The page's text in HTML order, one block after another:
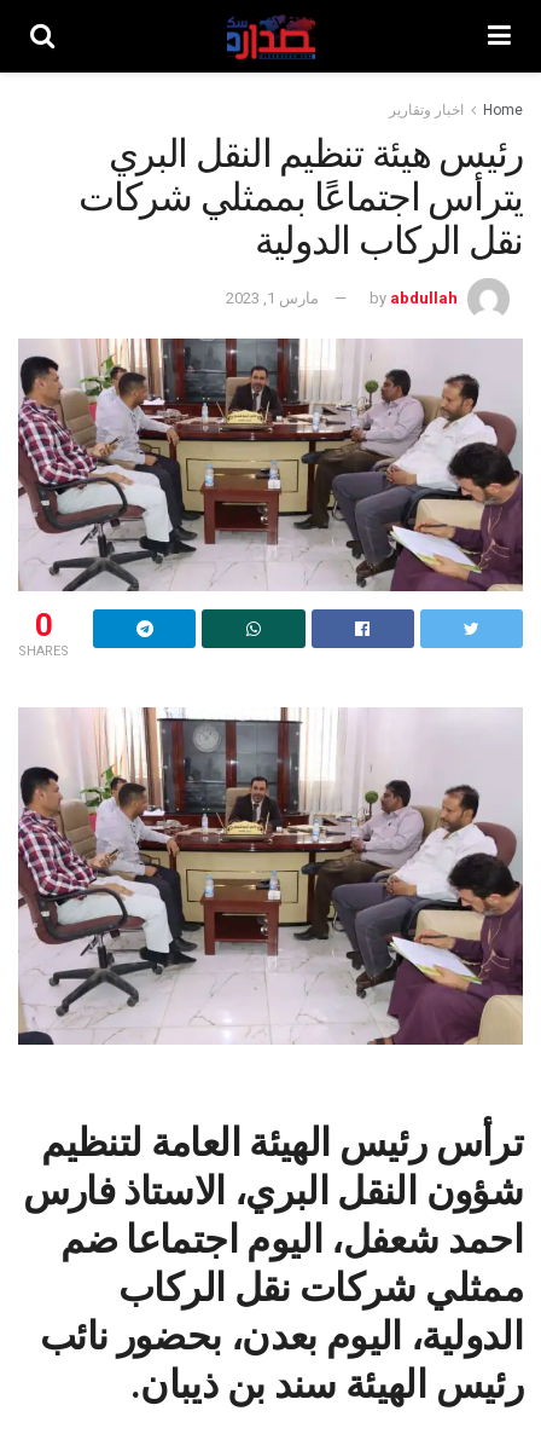
Home اخبار وتقارير
رئيس هيئة تنظيم النقل البري
يترأس اجتماعًا بممثلي شركات
نقل الركاب الدولية
by abdullah مارس 1, 2023
0
SHARES
ترأس رئيس الهيئة العامة لتنظيم
شؤون النقل البري، الاستاذ فارس
احمد شعفل، اليوم اجتماعا ضم
ممثلي شركات نقل الركاب
الدولية، اليوم بعدن، بحضور نائب
رئيس الهيئة سند بن ذيبان.